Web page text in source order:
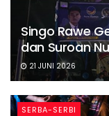
Singo Rawe
dan Suroan
21 JUNI 2026
SERBA-SERBI